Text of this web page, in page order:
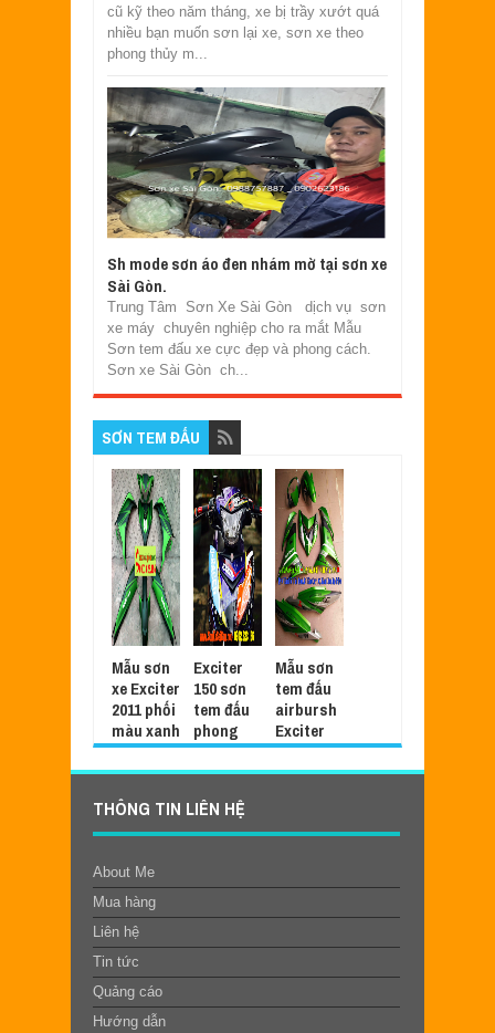
cũ kỹ theo năm tháng, xe bị trầy xướt quá
nhiều bạn muốn sơn lại xe, sơn xe theo
phong thủy m...
Sh mode sơn áo đen nhám mờ tại sơn xe
Sài Gòn.
Trung Tâm Sơn Xe Sài Gòn dịch vụ sơn
xe máy chuyên nghiệp cho ra mắt Mẫu
Sơn tem đấu xe cực đẹp và phong cách.
Sơn xe Sài Gòn ch...
SƠN TEM ĐẤU
Mẫu sơn
xe Exciter
2011 phối
màu xanh
lá đen
nhám cực
đẹp
2022 -
Exciter
150 sơn
tem đấu
phong
cách
RACER
01,
2022 -
Mẫu sơn
tem đấu
airbursh
Exciter
150 màu
xanh
50_SG202
Mar 25,
0
THÔNG TIN LIÊN HỆ
About Me
Mua hàng
Liên hệ
Tin tức
Quảng cáo
Hướng dẫn